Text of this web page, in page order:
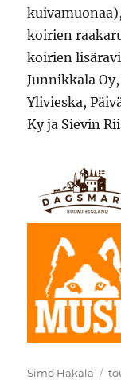
koirien
koirien
Junnikkala
Ylivieska,
Ky ja Sievin
Kirjoittaja
Simo Hakala